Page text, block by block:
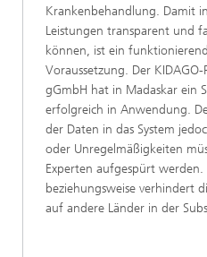
Krankenbehandlung. Damit
Leistungen transparent und
können, ist ein
Voraussetzung. Der
gGmbH hat in Madaskar ein
erfolgreich in Anwendung.
der Daten in das System
oder Unregelmäßigkeiten
Experten aufgespürt werden.
beziehungsweise verhindert
auf andere Länder in der